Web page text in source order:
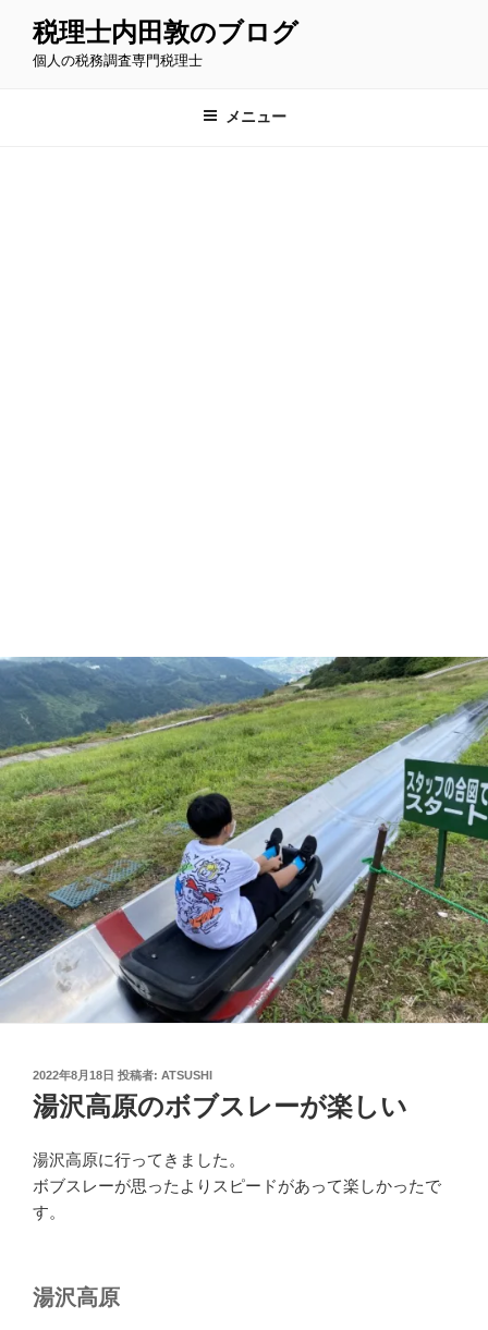
税理士内田敦のブログ
個人の税務調査専門税理士
メニュー
投
稿
日:
2022年8月18日 投稿者: ATSUSHI
湯沢高原のボブスレーが楽しい
湯沢高原に行ってきました。
ボブスレーが思ったよりスピードがあって楽しかったで
す。
湯沢高原